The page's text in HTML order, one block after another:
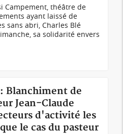
Campement, théâtre de
ayant laissé de
sans abri, Charles Blé
sa solidarité envers
Blanchiment de
Jean-Claude
d'activité les
le cas du pasteur